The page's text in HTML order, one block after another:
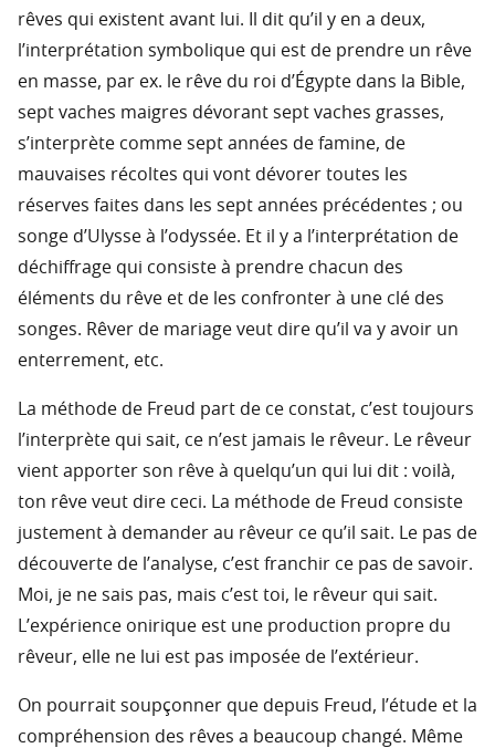
rêves qui existent avant lui. Il dit qu’il y en a deux,
l’interprétation symbolique qui est de prendre un rêve
en masse, par ex. le rêve du roi d’Égypte dans la Bible,
sept vaches maigres dévorant sept vaches grasses,
s’interprète comme sept années de famine, de
mauvaises récoltes qui vont dévorer toutes les
réserves faites dans les sept années précédentes ; ou
songe d’Ulysse à l’odyssée. Et il y a l’interprétation de
déchiffrage qui consiste à prendre chacun des
éléments du rêve et de les confronter à une clé des
songes. Rêver de mariage veut dire qu’il va y avoir un
enterrement, etc.
La méthode de Freud part de ce constat, c’est toujours
l’interprète qui sait, ce n’est jamais le rêveur. Le rêveur
vient apporter son rêve à quelqu’un qui lui dit : voilà,
ton rêve veut dire ceci. La méthode de Freud consiste
justement à demander au rêveur ce qu’il sait. Le pas de
découverte de l’analyse, c’est franchir ce pas de savoir.
Moi, je ne sais pas, mais c’est toi, le rêveur qui sait.
L’expérience onirique est une production propre du
rêveur, elle ne lui est pas imposée de l’extérieur.
On pourrait soupçonner que depuis Freud, l’étude et la
compréhension des rêves a beaucoup changé. Même